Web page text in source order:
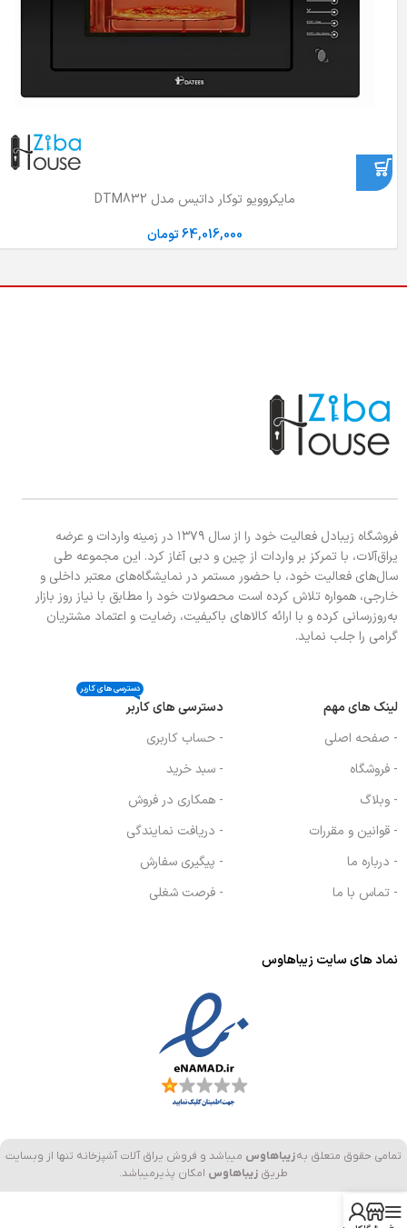
مایکروویو توکار داتیس مدل DTM832
64,016,000تومان
فروشگاه زیبادل فعالیت خود را از سال ۱۳۷۹ در زمینه واردات و عرضه
یراق‌آلات، با تمرکز بر واردات از چین و دبی آغاز کرد. این مجموعه طی
سال‌های فعالیت خود، با حضور مستمر در نمایشگاه‌های معتبر داخلی و
خارجی، همواره تلاش کرده است محصولات خود را مطابق با نیاز روز بازار
به‌روزرسانی کرده و با ارائه کالاهای باکیفیت، رضایت و اعتماد مشتریان
گرامی را جلب نماید.
لینک های مهم
- صفحه اصلی
- فروشگاه
- وبلاگ
- قوانین و مقررات
- درباره ما
- تماس با ما
دسترسی های کاربر
دسترسی های کاربر
- حساب کاربری
- سبد خرید
- همکاری در فروش
- دریافت نمایندگی
- پیگیری سفارش
- فرصت شغلی
نماد های سایت زیباهاوس
تمامی حقوق متعلق بهزیباهاوس میباشد و فروش یراق آلات آشپزخانه تنها از وبسایت
طریق زیباهاوس امکان پذیرمیباشد.